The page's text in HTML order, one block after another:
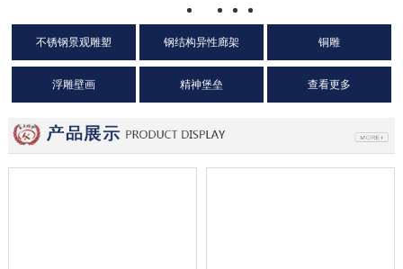
不锈钢景观雕塑 钢结构异性廊架 铜雕
浮雕壁画 精神堡垒 查看更多